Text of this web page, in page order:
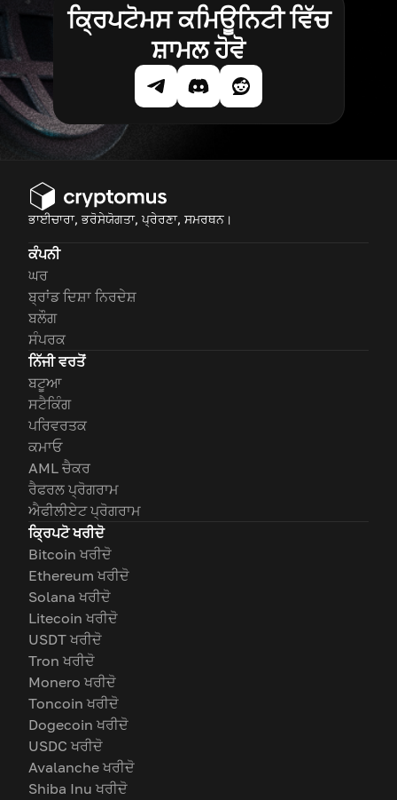
ਕ੍ਰਿਪਟੋਮਸ ਕਮਿਊਨਿਟੀ ਵਿੱਚ
ਸ਼ਾਮਲ ਹੋਵੋ
ਭਾਈਚਾਰਾ, ਭਰੋਸੇਯੋਗਤਾ, ਪ੍ਰੇਰਣਾ, ਸਮਰਥਨ।
ਕੰਪਨੀ
ਘਰ
ਬ੍ਰਾਂਡ ਦਿਸ਼ਾ ਨਿਰਦੇਸ਼
ਬਲੌਗ
ਸੰਪਰਕ
ਨਿੱਜੀ ਵਰਤੋਂ
ਬਟੂਆ
ਸਟੈਕਿੰਗ
ਪਰਿਵਰਤਕ
ਕਮਾਓ
AML ਚੈਕਰ
ਰੈਫਰਲ ਪ੍ਰੋਗਰਾਮ
ਐਫੀਲੀਏਟ ਪ੍ਰੋਗਰਾਮ
ਕ੍ਰਿਪਟੋ ਖਰੀਦੋ
Bitcoin ਖਰੀਦੋ
Ethereum ਖਰੀਦੋ
Solana ਖਰੀਦੋ
Litecoin ਖਰੀਦੋ
USDT ਖਰੀਦੋ
Tron ਖਰੀਦੋ
Monero ਖਰੀਦੋ
Toncoin ਖਰੀਦੋ
Dogecoin ਖਰੀਦੋ
USDC ਖਰੀਦੋ
Avalanche ਖਰੀਦੋ
Shiba Inu ਖਰੀਦੋ